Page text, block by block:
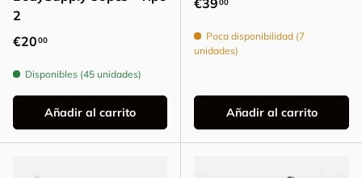
2
Precio normal
€2000
Disponibles (45 unidades)
Añadir al carrito
€39
Poca disponibilidad (7
unidades)
Añadir al carrito